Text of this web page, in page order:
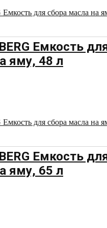
Емкость
яму, 48 л
Емкость
яму, 65 л